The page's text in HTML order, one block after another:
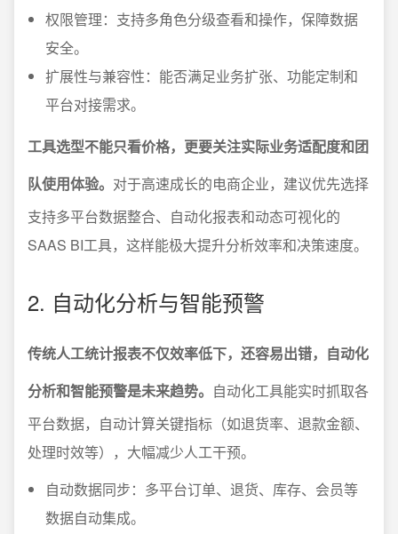
权限管理：支持多角色分级查看和操作，保障数据
安全。
扩展性与兼容性：能否满足业务扩张、功能定制和
平台对接需求。
工具选型不能只看价格，更要关注实际业务适配度和团
队使用体验。 对于高速成长的电商企业，建议优先选择
支持多平台数据整合、自动化报表和动态可视化的
SAAS BI工具，这样能极大提升分析效率和决策速度。
2. 自动化分析与智能预警
传统人工统计报表不仅效率低下，还容易出错，自动化
分析和智能预警是未来趋势。 自动化工具能实时抓取各
平台数据，自动计算关键指标（如退货率、退款金额、
处理时效等），大幅减少人工干预。
自动数据同步：多平台订单、退货、库存、会员等
数据自动集成。